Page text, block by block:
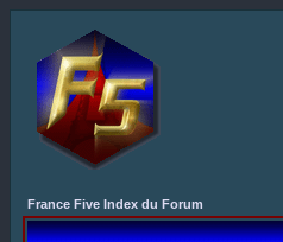
France Five Index du Forum